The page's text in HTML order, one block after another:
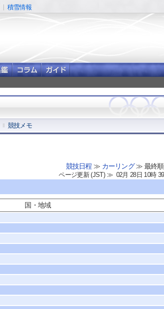
積雪情報
競技メモ
競技日程 ≫ カーリング≫ 最終
ページ更新 (JST) ≫ 02月 28日 10時
国・地域